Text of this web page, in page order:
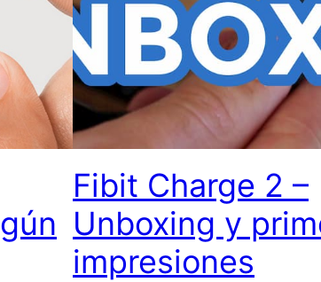
Fibit Charge 2 –
Unboxing y
impresiones